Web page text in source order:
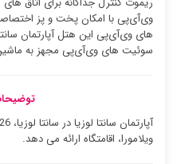
وی‌آی‌پی با امکان پخت و پز
‌های وی‌آی‌پی این هتل آپارتمان
سوئیت ‌های وی‌آی‌پی مجهز به
ویلامورا، اقامتگاه ارائه می دهد.